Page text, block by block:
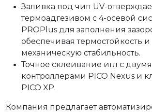
Заливка под чип UV-
термоадгезивом с 4-осевой
PROPlus для заполнения
обеспечивая термостойкость и
механическую стабильность.
Точное склеивание игл с двумя
контроллерами PICO Nexus и
PICO XP.
Компания предлагает